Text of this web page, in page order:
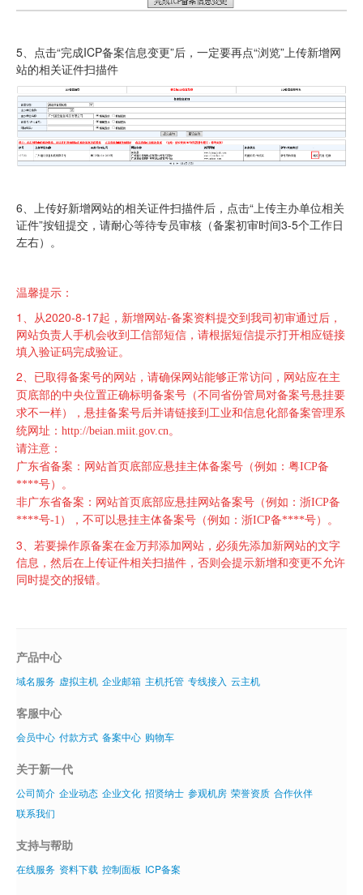
5、点击“完成ICP备案信息变更”后，一定要再点“浏览”上传新增网
站的相关证件扫描件
6、上传好新增网站的相关证件扫描件后，点击“上传主办单位相关
证件”按钮提交，请耐心等待专员审核（备案初审时间3-5个工作日
左右）。
温馨提示：
1、 从2020-8-17起，新增网站-备案资料提交到我司初审通过后，
网站负责人手机会收到工信部短信，请根据短信提示打开相应链接
填入验证码完成验证。
2、
已取得备案号的网站，请确保网站能够正常访问，网站应在主
页底部的中央位置正确标明备案号（不同省份管局对备案号悬挂要
求不一样），悬挂备案号后并请链接到工业和信息化部备案管理系
统网址：http://beian.miit.gov.cn。
请注意：
广东省备案：网站首页底部应悬挂主体备案号（例如：粤ICP备
****号）。
非广东省备案：网站首页底部应悬挂网站备案号（例如：浙ICP备
****号-1），不可以悬挂主体备案号（例如：浙ICP备****号）。
3、 若要操作原备案在金万邦添加网站，必须先添加新网站的文字
信息，然后在上传证件相关扫描件，否则会提示新增和变更不允许
同时提交的报错。
产品中心
域名服务 虚拟主机 企业邮箱 主机托管 专线接入 云主机
客服中心
会员中心 付款方式 备案中心 购物车
关于新一代
公司简介 企业动态 企业文化 招贤纳士 参观机房 荣誉资质 合作伙伴
联系我们
支持与帮助
在线服务 资料下载 控制面板 ICP备案